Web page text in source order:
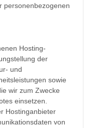
personenbezogenen
Hosting-
der
und
sowie
wir zum Zwecke
einsetzen.
Hostinganbieter
von